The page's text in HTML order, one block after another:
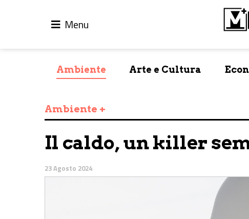
Menu
Ambiente Arte e Cultura
Ambiente +
Il caldo, un killer
23 Agosto 2024